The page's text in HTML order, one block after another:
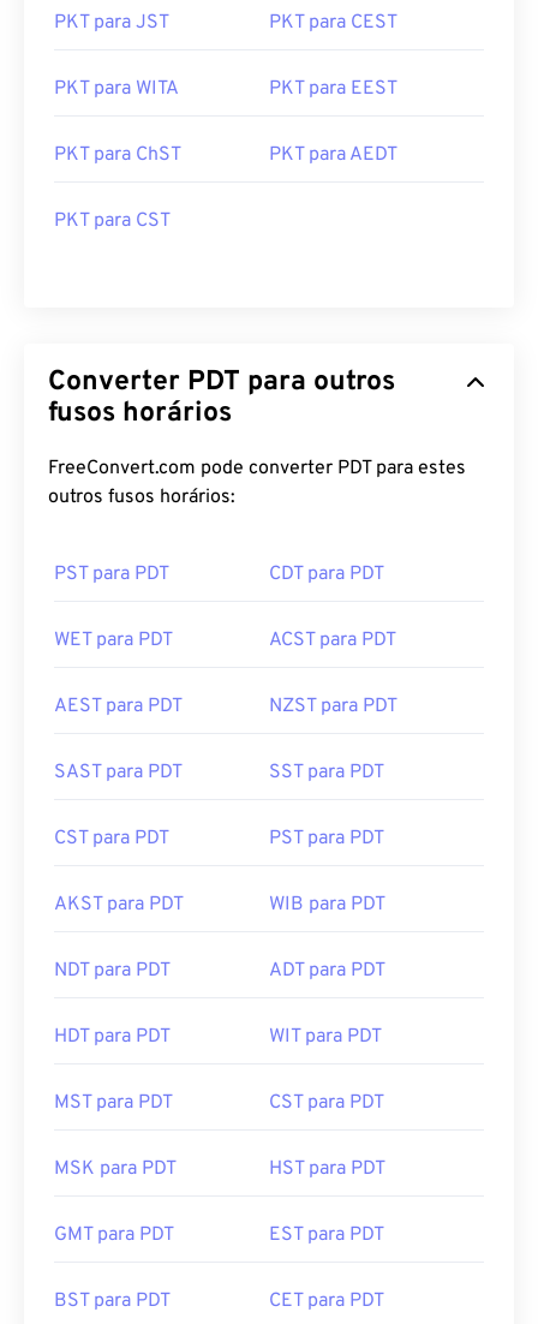
PKT para JST PKT para CEST
PKT para WITA PKT para EEST
PKT para ChST PKT para AEDT
PKT para CST
Converter PDT para outros
fusos horários
FreeConvert.com pode converter PDT para estes
outros fusos horários:
PST para PDT CDT para PDT
WET para PDT ACST para PDT
AEST para PDT NZST para PDT
SAST para PDT SST para PDT
CST para PDT PST para PDT
AKST para PDT WIB para PDT
NDT para PDT ADT para PDT
HDT para PDT WIT para PDT
MST para PDT CST para PDT
MSK para PDT HST para PDT
GMT para PDT EST para PDT
BST para PDT CET para PDT